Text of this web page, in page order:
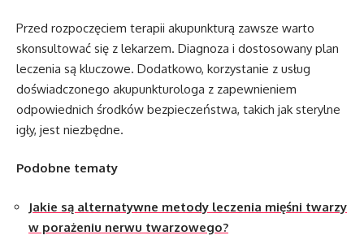
Przed rozpoczęciem terapii akupunkturą zawsze warto
skonsultować się z lekarzem. Diagnoza i dostosowany plan
leczenia są kluczowe. Dodatkowo, korzystanie z usług
doświadczonego akupunkturologa z zapewnieniem
odpowiednich środków bezpieczeństwa, takich jak sterylne
igły, jest niezbędne.
Podobne tematy
Jakie są alternatywne metody leczenia mięśni twarzy
w porażeniu nerwu twarzowego?